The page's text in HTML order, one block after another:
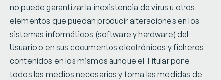
no puede garantizar la inexistencia de virus u otros
elementos que puedan producir alteraciones en los
sistemas informáticos (software y hardware) del
Usuario o en sus documentos electrónicos y ficheros
contenidos en los mismos aunque el Titular pone
todos los medios necesarios y toma las medidas de